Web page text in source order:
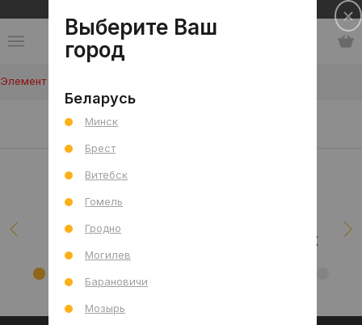
Элемент не найден!
Наши клиенты/проекты
Выберите Ваш
город
Беларусь
Минск
Брест
Витебск
Гомель
Гродно
Могилев
Барановичи
Мозырь